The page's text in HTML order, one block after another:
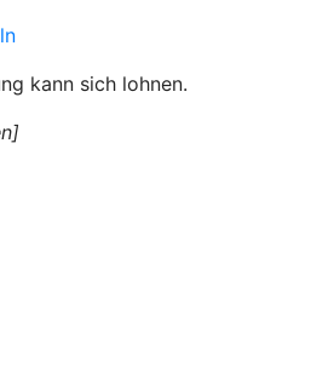
kann sich lohnen.